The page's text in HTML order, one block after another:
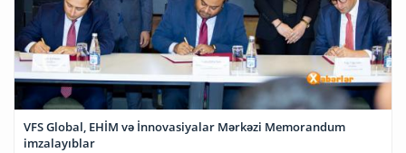
VFS Global, EHİM və İnnovasiyalar Mərkəzi Memorandum
imzalayıblar